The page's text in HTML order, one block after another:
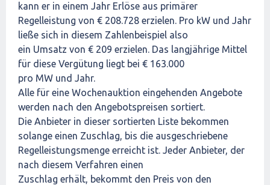
kann er in einem Jahr Erlöse aus primärer
Regelleistung von € 208.728 erzielen. Pro kW und Jahr
ließe sich in diesem Zahlenbeispiel also
ein Umsatz von € 209 erzielen. Das langjährige Mittel
für diese Vergütung liegt bei € 163.000
pro MW und Jahr.
Alle für eine Wochenauktion eingehenden Angebote
werden nach den Angebotspreisen sortiert.
Die Anbieter in dieser sortierten Liste bekommen
solange einen Zuschlag, bis die ausgeschriebene
Regelleistungsmenge erreicht ist. Jeder Anbieter, der
nach diesem Verfahren einen
Zuschlag erhält, bekommt den Preis von den